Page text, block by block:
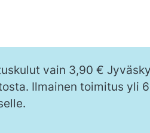
vain 3,90 €
Ilmainen toimitus yli